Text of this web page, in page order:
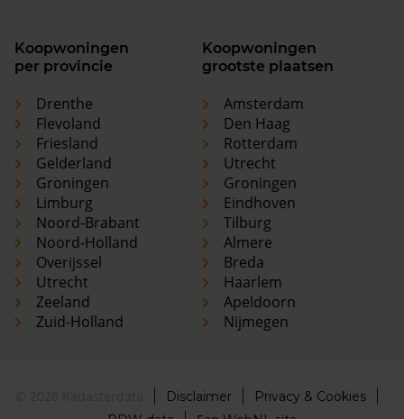
Koopwoningen
per provincie
Drenthe
Flevoland
Friesland
Gelderland
Groningen
Limburg
Noord-Brabant
Noord-Holland
Overijssel
Utrecht
Zeeland
Zuid-Holland
Koopwoningen
grootste plaatsen
Amsterdam
Den Haag
Rotterdam
Utrecht
Groningen
Eindhoven
Tilburg
Almere
Breda
Haarlem
Apeldoorn
Nijmegen
Disclaimer
Privacy & Cookies